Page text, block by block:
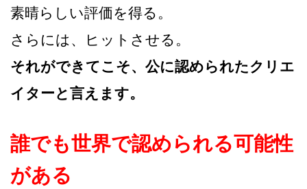
素晴らしい評価を得る。
さらには、ヒットさせる。
それができてこそ、公に認められたクリエ
イターと言えます。
誰でも世界で認められる可能性
がある